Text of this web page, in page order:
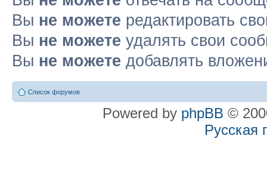
Вы не можете редактировать
Вы не можете удалять свои
Вы не можете добавлять
Список форумов
Powered by phpBB ©
Русская